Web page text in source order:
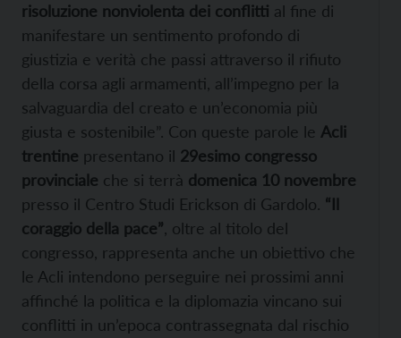
risoluzione nonviolenta dei conflitti al fine di
manifestare un sentimento profondo di
giustizia e verità che passi attraverso il rifiuto
della corsa agli armamenti, all’impegno per la
salvaguardia del creato e un’economia più
giusta e sostenibile”. Con queste parole le Acli
trentine presentano il 29esimo congresso
provinciale che si terrà domenica 10 novembre
presso il Centro Studi Erickson di Gardolo. “Il
coraggio della pace” , oltre al titolo del
congresso, rappresenta anche un obiettivo che
le Acli intendono perseguire nei prossimi anni
affinché la politica e la diplomazia vincano sui
conflitti in un’epoca contrassegnata dal rischio